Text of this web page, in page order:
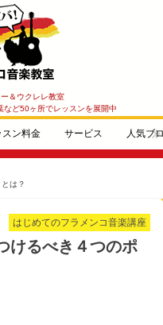
＆ウクレレ教室
など50ヶ所でレッスンを展開中
スン料金 サービス 人気ブ
は？
はじめてのフラメンコ音楽講座
けるべき４つのポ